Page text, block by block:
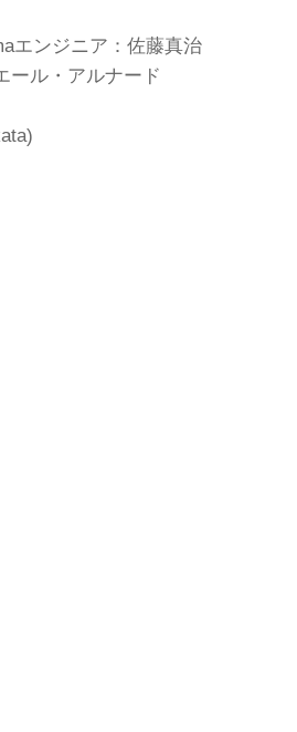
エンジニア：佐藤真治
ール・アルナード